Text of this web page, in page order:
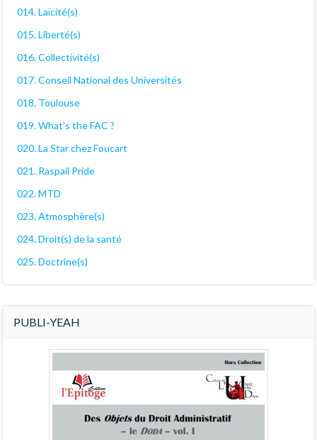
014. Laïcité(s)
015. Liberté(s)
016. Collectivité(s)
017. Conseil National des Universités
018. Toulouse
019. What's the FAC ?
020. La Star chez Foucart
021. Raspail Pride
022. MTD
023. Atmosphère(s)
024. Droit(s) de la santé
025. Doctrine(s)
PUBLI-YEAH